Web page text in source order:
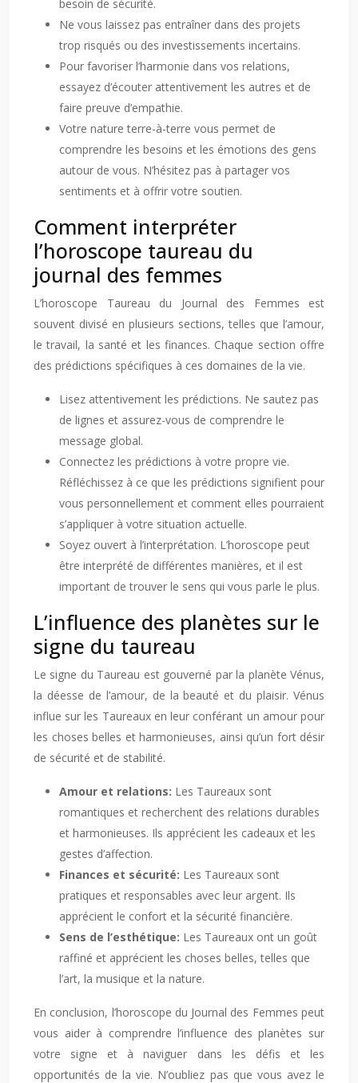
besoin de sécurité.
Ne vous laissez pas entraîner dans des projets
trop risqués ou des investissements incertains.
Pour favoriser l’harmonie dans vos relations,
essayez d’écouter attentivement les autres et de
faire preuve d’empathie.
Votre nature terre-à-terre vous permet de
comprendre les besoins et les émotions des gens
autour de vous. N’hésitez pas à partager vos
sentiments et à offrir votre soutien.
Comment interpréter
l’horoscope taureau du
journal des femmes
L’horoscope Taureau du Journal des Femmes est
souvent divisé en plusieurs sections, telles que l’amour,
le travail, la santé et les finances. Chaque section offre
des prédictions spécifiques à ces domaines de la vie.
Lisez attentivement les prédictions. Ne sautez pas
de lignes et assurez-vous de comprendre le
message global.
Connectez les prédictions à votre propre vie.
Réfléchissez à ce que les prédictions signifient pour
vous personnellement et comment elles pourraient
s’appliquer à votre situation actuelle.
Soyez ouvert à l’interprétation. L’horoscope peut
être interprété de différentes manières, et il est
important de trouver le sens qui vous parle le plus.
L’influence des planètes sur le
signe du taureau
Le signe du Taureau est gouverné par la planète Vénus,
la déesse de l’amour, de la beauté et du plaisir. Vénus
influe sur les Taureaux en leur conférant un amour pour
les choses belles et harmonieuses, ainsi qu’un fort désir
de sécurité et de stabilité.
Amour et relations: Les Taureaux sont
romantiques et recherchent des relations durables
et harmonieuses. Ils apprécient les cadeaux et les
gestes d’affection.
Finances et sécurité: Les Taureaux sont
pratiques et responsables avec leur argent. Ils
apprécient le confort et la sécurité financière.
Sens de l’esthétique: Les Taureaux ont un goût
raffiné et apprécient les choses belles, telles que
l’art, la musique et la nature.
En conclusion, l’horoscope du Journal des Femmes peut
vous aider à comprendre l’influence des planètes sur
votre signe et à naviguer dans les défis et les
opportunités de la vie. N’oubliez pas que vous avez le